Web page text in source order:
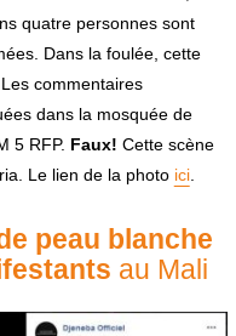
quatre personnes sont
Dans la foulée, cette
commentaires
dans la mosquée de
5 RFP. Faux! Cette scène
Le lien de la photo ici.
peau blanche
au Mali